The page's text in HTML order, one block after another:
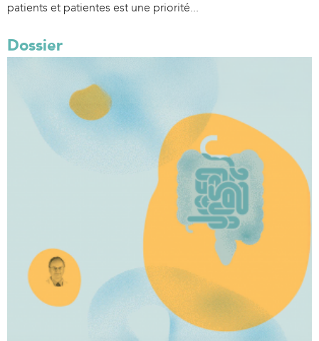
patients et patientes est une priorité...
Dossier